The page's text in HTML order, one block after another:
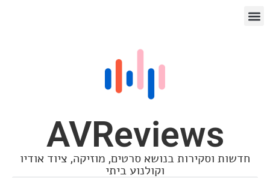
בנושא סרטים, מוזיקה, ציוד אודיו
וקולנוע ביתי